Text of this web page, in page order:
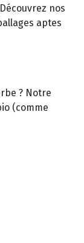
nos
aptes
? Notre
(comme